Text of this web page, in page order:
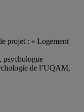
projet : « Logement
psychologue
de l’UQAM,